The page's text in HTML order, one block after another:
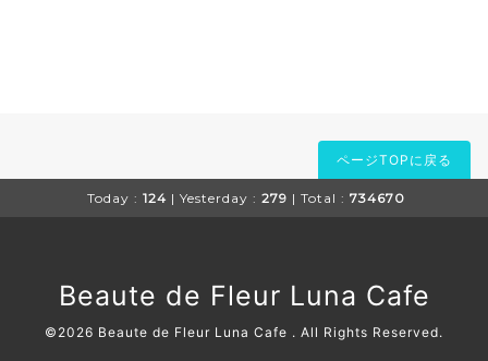
ページTOPに戻る
Today : 124 | Yesterday : 279 | Total : 734670
Beaute de Fleur Luna Cafe
©2026 Beaute de Fleur Luna Cafe . All Rights Reserved.